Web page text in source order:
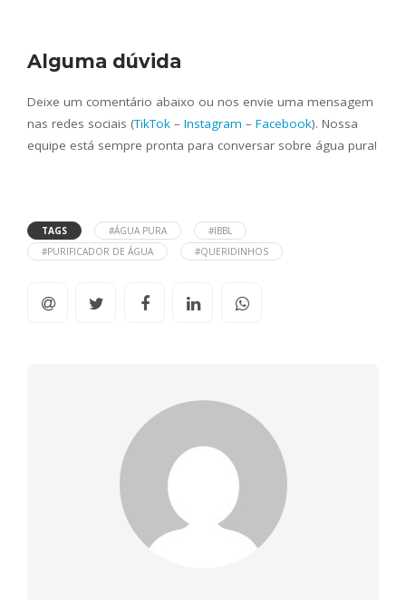
Alguma dúvida
Deixe um comentário abaixo ou nos envie uma mensagem
nas redes sociais (TikTok – Instagram – Facebook). Nossa
equipe está sempre pronta para conversar sobre água pura!
TAGS #ÁGUA PURA
#IBBL
#PURIFICADOR DE ÁGUA
#QUERIDINHOS